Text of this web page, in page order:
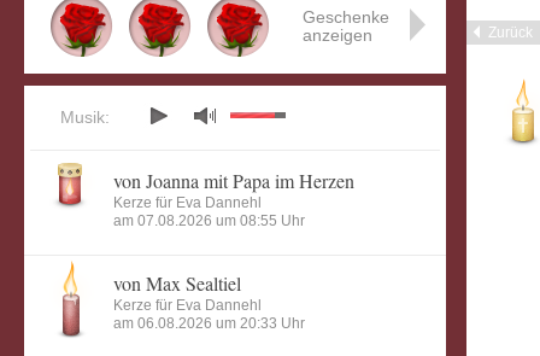
Zurück
Geschenke
anzeigen
Musik:
von Joanna mit Papa im Herzen
Kerze für Eva Dannehl
am 07.08.2026 um 08:55 Uhr
von Max Sealtiel
Kerze für Eva Dannehl
am 06.08.2026 um 20:33 Uhr